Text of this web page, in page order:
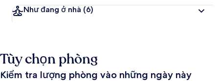
Như đang ở nhà (6)
Tùy chọn phòng
Kiểm tra lượng phòng vào những ngày này